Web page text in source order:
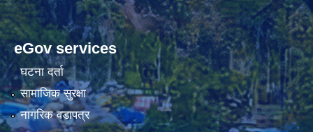
eGov services
घटना दर्ता
सामाजिक सुरक्षा
नागरिक वडापत्र